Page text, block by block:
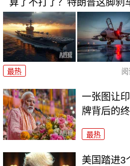
算了不打了？特朗普这脚刹
最热
一张图让
牌背后的
最热
美国踏进3